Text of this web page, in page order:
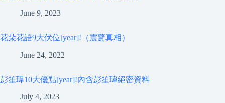
June 9, 2023
花朵花語9大伏位[year]!（震驚真相）
June 24, 2022
彭笙瑋10大優點[year]!內含彭笙瑋絕密資料
July 4, 2023